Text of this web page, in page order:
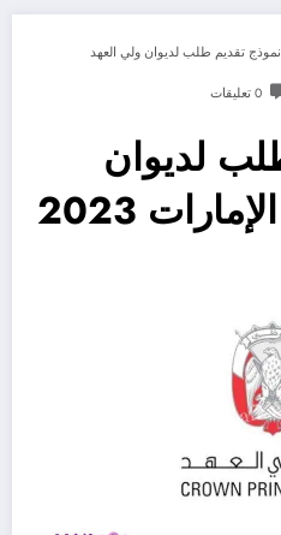
نموذج تقديم طلب لديوان ولي العهد
0 تعليقات
لديوان
2023